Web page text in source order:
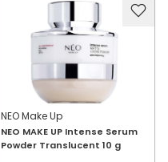
NEO Make Up
NEO MAKE UP Intense Serum
Powder Translucent 10 g